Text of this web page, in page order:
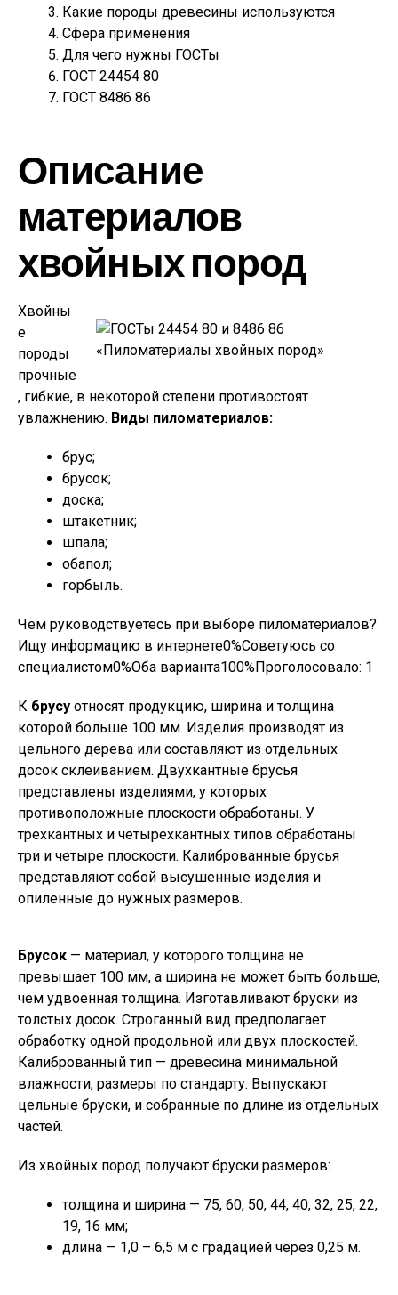
Какие породы древесины используются
Сфера применения
Для чего нужны ГОСТы
ГОСТ 24454 80
ГОСТ 8486 86
Описание
материалов
хвойных пород
Хвойны
е
породы
прочные
, гибкие, в некоторой степени противостоят
увлажнению. Виды пиломатериалов:
брус;
брусок;
доска;
штакетник;
шпала;
обапол;
горбыль.
Чем руководствуетесь при выборе пиломатериалов?
Ищу информацию в интернете0%Советуюсь со
специалистом0%Оба варианта100%Проголосовало: 1
К брусу относят продукцию, ширина и толщина
которой больше 100 мм. Изделия производят из
цельного дерева или составляют из отдельных
досок склеиванием. Двухкантные брусья
представлены изделиями, у которых
противоположные плоскости обработаны. У
трехкантных и четырехкантных типов обработаны
три и четыре плоскости. Калиброванные брусья
представляют собой высушенные изделия и
опиленные до нужных размеров.
Брусок — материал, у которого толщина не
превышает 100 мм, а ширина не может быть больше,
чем удвоенная толщина. Изготавливают бруски из
толстых досок. Строганный вид предполагает
обработку одной продольной или двух плоскостей.
Калиброванный тип — древесина минимальной
влажности, размеры по стандарту. Выпускают
цельные бруски, и собранные по длине из отдельных
частей.
Из хвойных пород получают бруски размеров:
толщина и ширина — 75, 60, 50, 44, 40, 32, 25, 22,
19, 16 мм;
длина — 1,0 – 6,5 м с градацией через 0,25 м.